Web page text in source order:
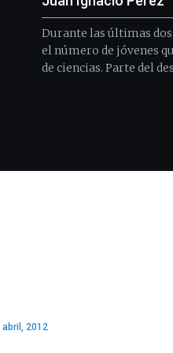
Durante las últimas
el número de jóvenes
de ciencias. Parte del
abril, 2012